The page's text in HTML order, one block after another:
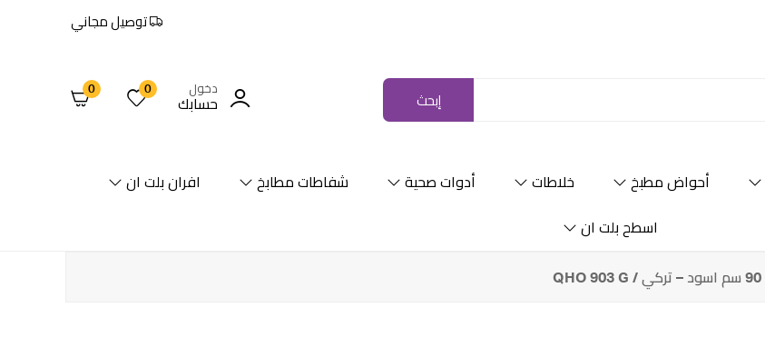
توصيل مجاني
دخول
حسابك
0
0 إبحث
أحواض مطبخ خلاطات أدوات صحية شفاطات مطابخ افران بلت ان
اسطح بلت ان